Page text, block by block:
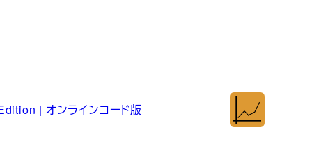
| オンラインコード版